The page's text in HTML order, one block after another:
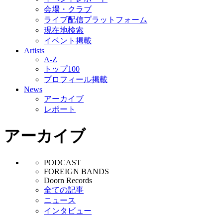
会場・クラブ
ライブ配信プラットフォーム
現在地検索
イベント掲載
Artists
A-Z
トップ100
プロフィール掲載
News
アーカイブ
レポート
アーカイブ
PODCAST
FOREIGN BANDS
Doorn Records
全ての記事
ニュース
インタビュー